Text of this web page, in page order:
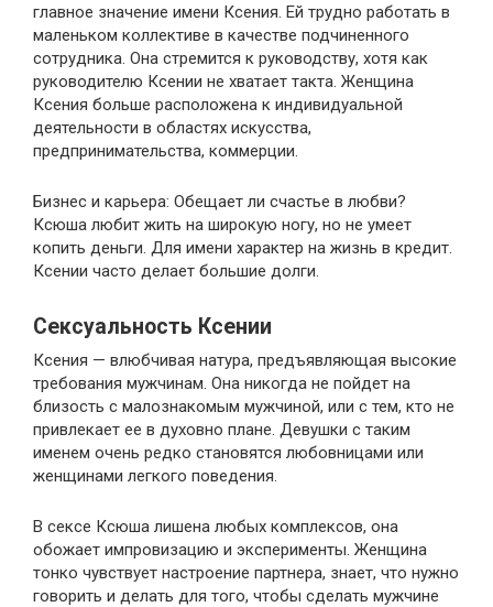
главное значение имени Ксения. Ей трудно работать в
маленьком коллективе в качестве подчиненного
сотрудника. Она стремится к руководству, хотя как
руководителю Ксении не хватает такта. Женщина
Ксения больше расположена к индивидуальной
деятельности в областях искусства,
предпринимательства, коммерции.
Бизнес и карьера: Обещает ли счастье в любви?
Ксюша любит жить на широкую ногу, но не умеет
копить деньги. Для имени характер на жизнь в кредит.
Ксении часто делает большие долги.
Сексуальность Ксении
Ксения — влюбчивая натура, предъявляющая высокие
требования мужчинам. Она никогда не пойдет на
близость с малознакомым мужчиной, или с тем, кто не
привлекает ее в духовно плане. Девушки с таким
именем очень редко становятся любовницами или
женщинами легкого поведения.
В сексе Ксюша лишена любых комплексов, она
обожает импровизацию и эксперименты. Женщина
тонко чувствует настроение партнера, знает, что нужно
говорить и делать для того, чтобы сделать мужчине